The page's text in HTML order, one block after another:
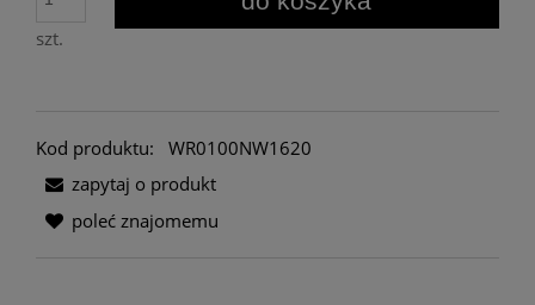
szt.
Kod produktu:
WR0100NW1620
zapytaj o produkt
poleć znajomemu